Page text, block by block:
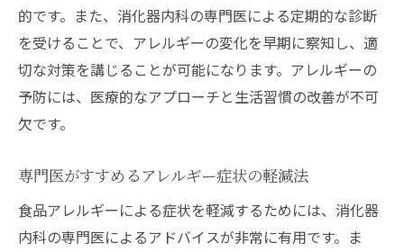
的です。また、消化器内科の専門医による定期的な診断
を受けることで、アレルギーの変化を早期に察知し、適
切な対策を講じることが可能になります。アレルギーの
予防には、医療的なアプローチと生活習慣の改善が不可
欠です。
専門医がすすめるアレルギー症状の軽減法
食品アレルギーによる症状を軽減するためには、消化器
内科の専門医によるアドバイスが非常に有用です。ま